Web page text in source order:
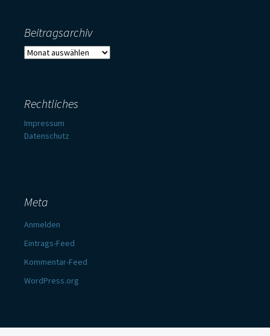
Beitragsarchiv
Beitragsarchiv
Rechtliches
Impressum
Datenschutz
Meta
Anmelden
Eintrags-Feed
Kommentar-Feed
WordPress.org